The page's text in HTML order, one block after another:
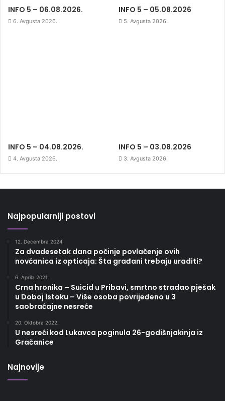
INFO 5 – 06.08.2026.
6. Avgusta 2026.
INFO 5 – 05.08.2026
5. Avgusta 2026.
INFO 5 – 04.08.2026.
4. Avgusta 2026.
INFO 5 – 03.08.2026
3. Avgusta 2026.
Najpopularniji postovi
12. Decembra 2024.
Za dvadesetak dana počinje povlačenje ovih
novčanica iz opticaja: Šta građani trebaju uraditi?
6. Aprila 2021.
Crna hronika – Suicid u Pribavi, smrtno stradao pješak
u Doboj Istoku – Više osoba povrijeđeno u 3
saobraćajne nesreće
20. Oktobra 2022.
U nesreći kod Lukavca poginula 26-godišnjakinja iz
Gračanice
Najnovije